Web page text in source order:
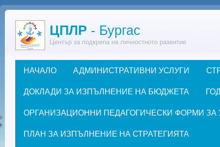
Премини към основното съдържание
ЦПЛР - Бургас
Център за подкрепа на личностното развитие
Основно меню
НАЧАЛО АДМИНИСТРАТИВНИ УСЛУГИ
ДОКЛАДИ ЗА ИЗПЪЛНЕНИЕ НА БЮДЖЕТА
ОРГАНИЗАЦИОННИ ПЕДАГОГИЧЕСКИ ФОРМИ ЗА
ПЛАН ЗА ИЗПЪЛНЕНИЕ НА СТРАТЕГИЯТА